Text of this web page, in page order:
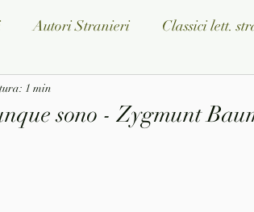
Autori Stranieri Classici lett.
Ragazzi
sono - Zygmunt
1 min